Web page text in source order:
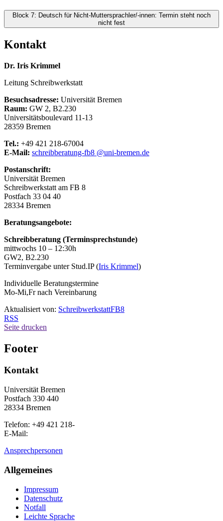
Block 7: Deutsch für Nicht-Muttersprachler/-innen: Termin steht noch
nicht fest
Kontakt
Dr. Iris Krimmel
Leitung Schreibwerkstatt
Besuchsadresse: Universität Bremen
Raum: GW 2, B2.230
Universitätsboulevard 11-13
28359 Bremen
Tel.: +49 421 218-67004
E-Mail: schreibberatung-fb8 @uni-bremen.de
Postanschrift:
Universität Bremen
Schreibwerkstatt am FB 8
Postfach 33 04 40
28334 Bremen
Beratungsangebote:
Schreibberatung (Terminsprechstunde)
mittwochs 10 – 12:30h
GW2, B2.230
Terminvergabe unter Stud.IP (Iris Krimmel)
Individuelle Beratungstermine
Mo-Mi,Fr nach Vereinbarung
Aktualisiert von: SchreibwerkstattFB8
RSS
Seite drucken
Footer
Kontakt
Universität Bremen
Postfach 330 440
28334 Bremen
Telefon: +49 421 218-
E-Mail:
Ansprechpersonen
Allgemeines
Impressum
Datenschutz
Notfall
Leichte Sprache